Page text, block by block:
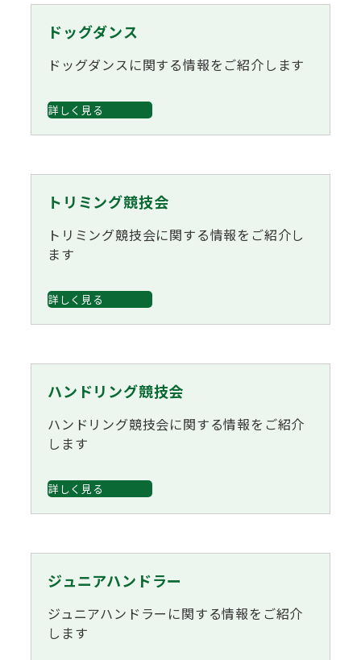
ドッグダンス
ドッグダンスに関する情報をご紹介します
詳しく見る
トリミング競技会
トリミング競技会に関する情報をご紹介し
ます
詳しく見る
ハンドリング競技会
ハンドリング競技会に関する情報をご紹介
します
詳しく見る
ジュニアハンドラー
ジュニアハンドラーに関する情報をご紹介
します